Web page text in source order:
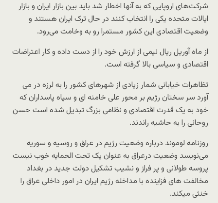
شرکت‌های اروپایی که به آنها اخطار شد باید بین بازار ایران و بازار
ایالات متحده یکی را انتخاب کنند در حال ترک ایران هستند و
وضعیت اقتصادی این کشور مستمرا رو به وخامت می‌رود.
از ماه آوریل ریال نیمی از ارزش خود را از دست داده و کار اعتراضات
اقتصادی و سیاسی بالا گرفته است.
تظاهرات خیابانی شمار زیادی از شهرهای کشور را به لرزه در می
آورد سر سختان رژیم بر محور علی خامنه ای و سپاه پاسداران که
خود به یک قدرت اقتصادی و نظامی بزرگ تبدیل شده است حسن
روحانی را به حاشیه راندند.
روزنامه لوموند درباره وضعیت رژیم در عراق و روسیه و سوریه
می‌نویسد وضعیت درعراق به عنوان یک تحت الحمایه خوب نیست
پروسه طولانی و پر فراز و نشیب تشکیل دولت جدید در بغداد
مخالفت های فزاینده با مداخله رژیم ایران در امور داخلی عراق را
خنثی میکند.